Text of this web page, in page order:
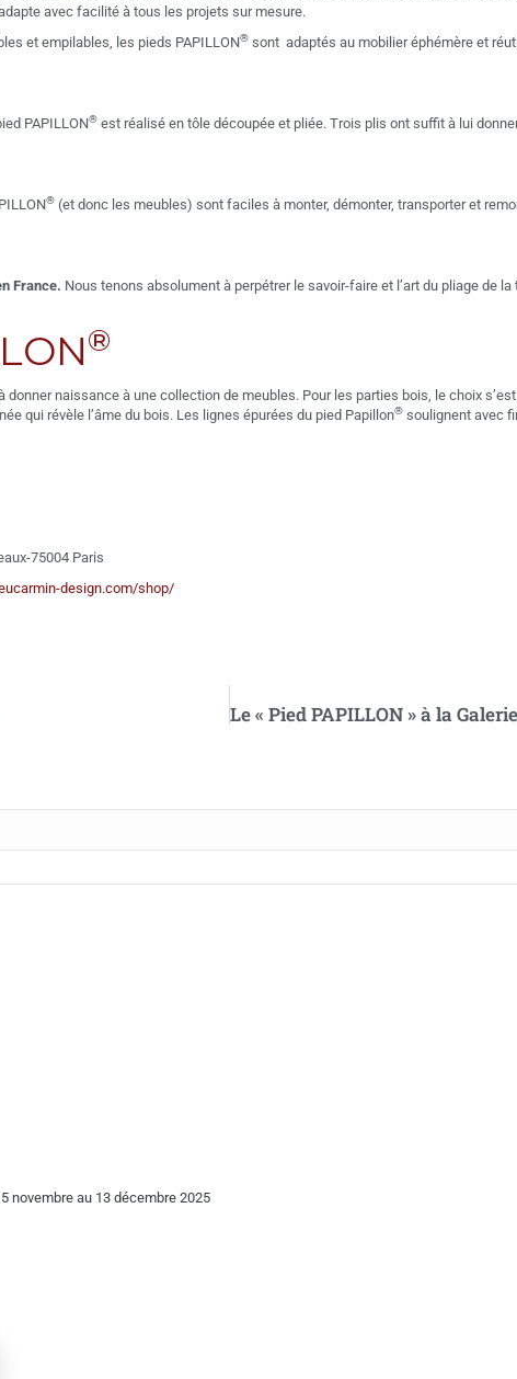
avec facilité à tous les projets sur mesure.
et empilables, les pieds PAPILLON® sont adaptés au mobilier éphémère et
PAPILLON® est réalisé en tôle découpée et pliée. Trois plis ont suffit à lui
® (et donc les meubles) sont faciles à monter, démonter, transporter et
France. Nous tenons absolument à perpétrer le savoir-faire et l’art du pliage de
®
donner naissance à une collection de meubles. Pour les parties bois, le choix
qui révèle l’âme du bois. Les lignes épurées du pied Papillon® soulignent avec
75004 Paris
design.com/shop/
novembre au 13 décembre 2025